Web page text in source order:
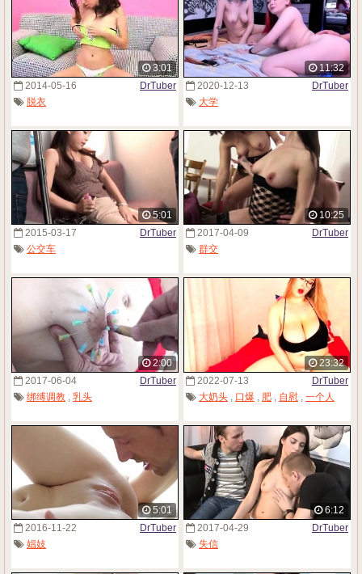
3:01
2014-05-16
DrTuber
脱衣
11:32
2020-12-13
DrTuber
大学
5:01
2015-03-17
DrTuber
公交车
10:25
2017-04-09
DrTuber
群交
2:00
2017-06-04
DrTuber
绑缚调教
乳头
23:32
2022-07-13
DrTuber
大奶头
口爆 肥 自慰 一个人
5:01
2016-11-22
DrTuber
娼妓
6:12
2017-04-29
DrTuber
失信